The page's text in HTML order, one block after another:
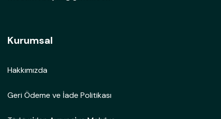
Kurumsal
Hakkımızda
Geri Ödeme ve İade Politikası